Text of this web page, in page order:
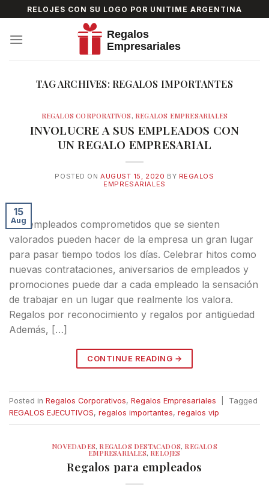
to
content
RELOJES CON SU LOGO POR UNITIME ARGENTINA
TAG ARCHIVES: REGALOS IMPORTANTES
REGALOS CORPORATIVOS, REGALOS EMPRESARIALES
INVOLUCRE A SUS EMPLEADOS CON
UN REGALO EMPRESARIAL
POSTED ONAUGUST 15, 2020 BY REGALOS
EMPRESARIALES
15
Aug
Los empleados comprometidos que se sienten
valorados pueden hacer de la empresa un gran lugar
para pasar tiempo todos los días. Celebrar hitos como
nuevas contrataciones, aniversarios de empleados y
promociones puede dar a cada empleado la sensación
de trabajar en un lugar que realmente los valora.
Regalos por reconocimiento y regalos por antigüedad
Además, […]
CONTINUE READING →
Posted in Regalos Corporativos, Regalos Empresariales
Tagged
REGALOS EJECUTIVOS, regalos importantes, regalos vip
NOVEDADES, REGALOS DESTACADOS, REGALOS
EMPRESARIALES, RELOJES
Regalos para empleados